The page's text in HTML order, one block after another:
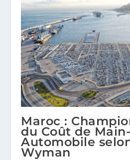
Maroc :
du Coût de
Automobile
Wyman